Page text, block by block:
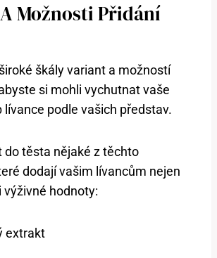
Možnosti Přidání
škály variant a možností
si mohli vychutnat vaše
lívance podle vašich představ.
do těsta nějaké z těchto
dodají vašim lívancům nejen
výživné hodnoty:
extrakt